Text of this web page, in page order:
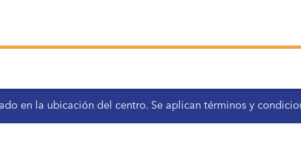
en la ubicación del centro. Se aplican términos y